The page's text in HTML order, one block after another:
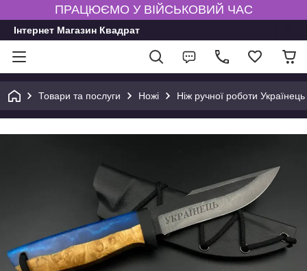
ПРАЦЮЄМО У ВІЙСЬКОВИЙ ЧАС
Інтернет Магазин Квадрат
Товари та послуги Ножі Ніж ручної роботи Українець